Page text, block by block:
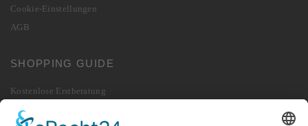
Cookie-Einstellungen
AGB
SHOPPING GUIDE
Kostenlose Erstberatung
Lieferung